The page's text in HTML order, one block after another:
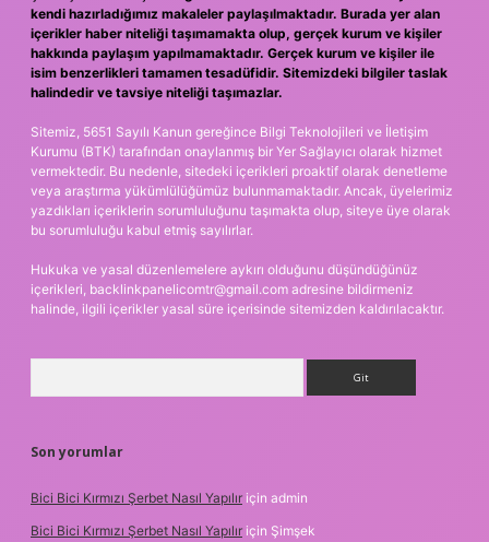
kendi hazırladığımız makaleler paylaşılmaktadır. Burada yer alan
içerikler haber niteliği taşımamakta olup, gerçek kurum ve kişiler
hakkında paylaşım yapılmamaktadır. Gerçek kurum ve kişiler ile
isim benzerlikleri tamamen tesadüfidir. Sitemizdeki bilgiler taslak
halindedir ve tavsiye niteliği taşımazlar.
Sitemiz, 5651 Sayılı Kanun gereğince Bilgi Teknolojileri ve İletişim
Kurumu (BTK) tarafından onaylanmış bir Yer Sağlayıcı olarak hizmet
vermektedir. Bu nedenle, sitedeki içerikleri proaktif olarak denetleme
veya araştırma yükümlülüğümüz bulunmamaktadır. Ancak, üyelerimiz
yazdıkları içeriklerin sorumluluğunu taşımakta olup, siteye üye olarak
bu sorumluluğu kabul etmiş sayılırlar.
Hukuka ve yasal düzenlemelere aykırı olduğunu düşündüğünüz
içerikleri, backlinkpanelicomtr@gmail.com adresine bildirmeniz
halinde, ilgili içerikler yasal süre içerisinde sitemizden kaldırılacaktır.
Son yorumlar
Bici Bici Kırmızı Şerbet Nasıl Yapılır için admin
Bici Bici Kırmızı Şerbet Nasıl Yapılır için Şimşek